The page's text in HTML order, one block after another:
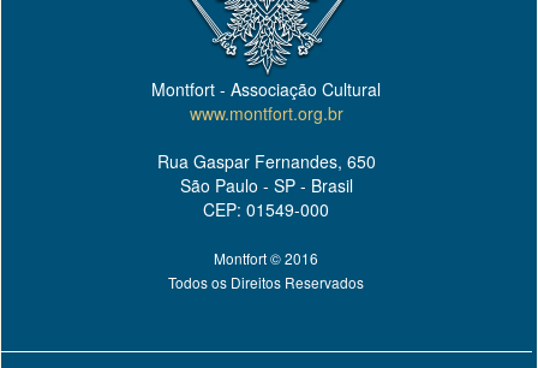
Montfort - Associação Cultural
www.montfort.org.br
Rua Gaspar Fernandes, 650
São Paulo - SP - Brasil
CEP: 01549-000
Montfort © 2016
Todos os Direitos Reservados